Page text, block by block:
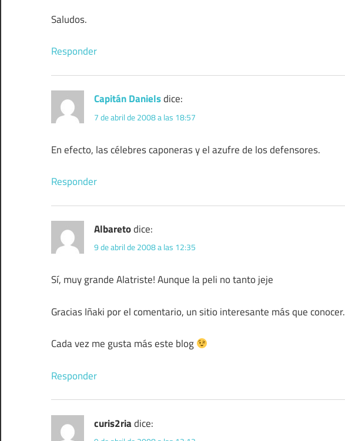
Saludos.
Responder
Capitán Danielsdice:
7 de abril de 2008 a las 18:57
En efecto, las célebres caponeras y el azufre de los defensores.
Responder
Albaretodice:
9 de abril de 2008 a las 12:35
Sí, muy grande Alatriste! Aunque la peli no tanto jeje
Gracias Iñaki por el comentario, un sitio interesante más que conocer.
Cada vez me gusta más este blog
Responder
curis2riadice: